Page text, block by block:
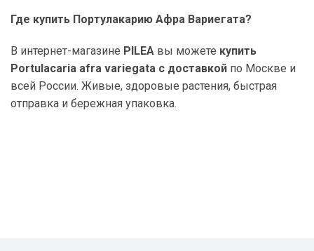
Где купить Портулакарию Афра Вариегата?
В интернет-магазине PILEA вы можете купить
Portulacaria afra variegata с доставкой по Москве и
всей России. Живые, здоровые растения, быстрая
отправка и бережная упаковка.